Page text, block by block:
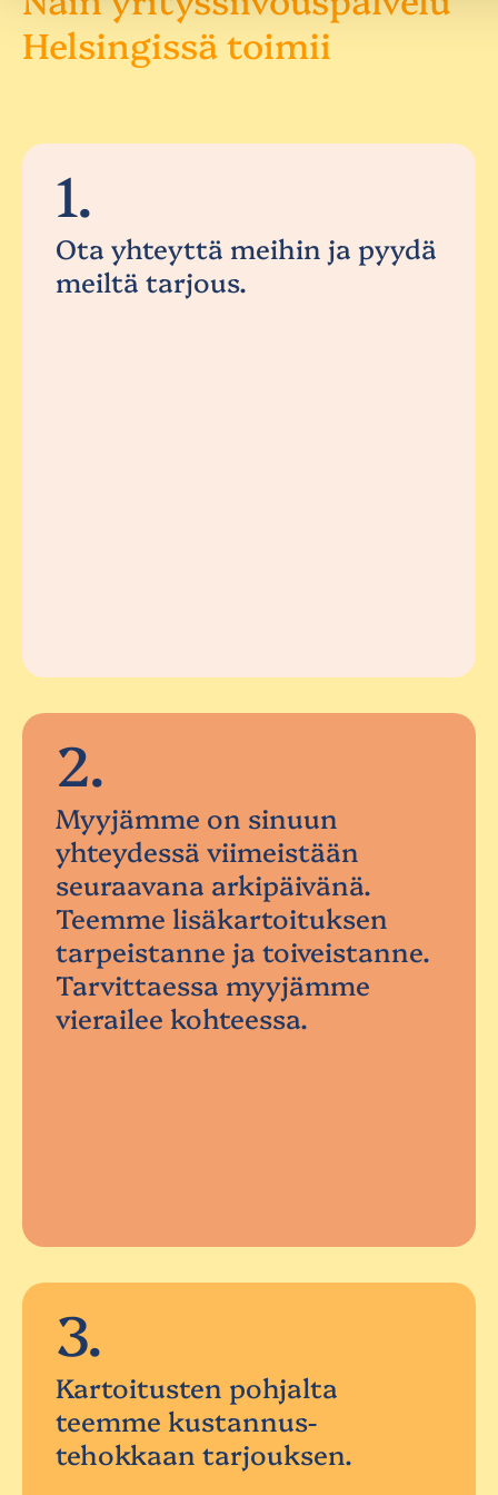
Helsingissä toimii
1.
Ota yhteyttä meihin ja pyydä
meiltä tarjous.
2.
Myyjämme on sinuun
yhteydessä viimeistään
seuraavana arkipäivänä.
Teemme lisäkartoituksen
tarpeistanne ja toiveistanne.
Tarvittaessa myyjämme
vierailee kohteessa.
3.
Kartoitusten pohjalta
teemme kustannus-
tehokkaan tarjouksen.